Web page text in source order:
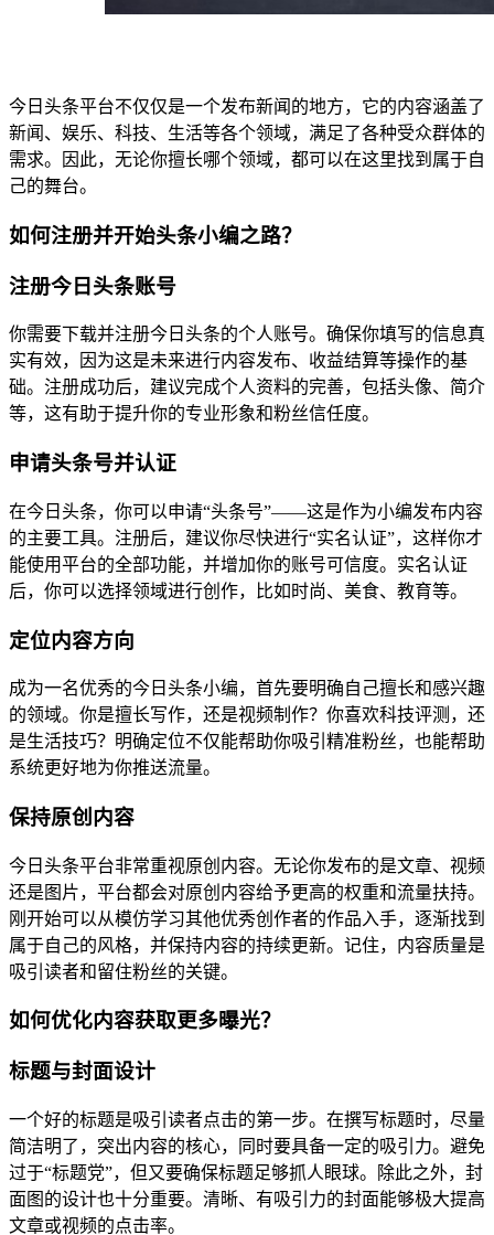
今日头条平台不仅仅是一个发布新闻的地方，它的内容涵盖了
新闻、娱乐、科技、生活等各个领域，满足了各种受众群体的
需求。因此，无论你擅长哪个领域，都可以在这里找到属于自
己的舞台。
如何注册并开始头条小编之路？
注册今日头条账号
你需要下载并注册今日头条的个人账号。确保你填写的信息真
实有效，因为这是未来进行内容发布、收益结算等操作的基
础。注册成功后，建议完成个人资料的完善，包括头像、简介
等，这有助于提升你的专业形象和粉丝信任度。
申请头条号并认证
在今日头条，你可以申请“头条号”——这是作为小编发布内容
的主要工具。注册后，建议你尽快进行“实名认证”，这样你才
能使用平台的全部功能，并增加你的账号可信度。实名认证
后，你可以选择领域进行创作，比如时尚、美食、教育等。
定位内容方向
成为一名优秀的今日头条小编，首先要明确自己擅长和感兴趣
的领域。你是擅长写作，还是视频制作？你喜欢科技评测，还
是生活技巧？明确定位不仅能帮助你吸引精准粉丝，也能帮助
系统更好地为你推送流量。
保持原创内容
今日头条平台非常重视原创内容。无论你发布的是文章、视频
还是图片，平台都会对原创内容给予更高的权重和流量扶持。
刚开始可以从模仿学习其他优秀创作者的作品入手，逐渐找到
属于自己的风格，并保持内容的持续更新。记住，内容质量是
吸引读者和留住粉丝的关键。
如何优化内容获取更多曝光？
标题与封面设计
一个好的标题是吸引读者点击的第一步。在撰写标题时，尽量
简洁明了，突出内容的核心，同时要具备一定的吸引力。避免
过于“标题党”，但又要确保标题足够抓人眼球。除此之外，封
面图的设计也十分重要。清晰、有吸引力的封面能够极大提高
文章或视频的点击率。